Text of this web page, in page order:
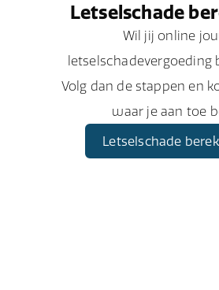
Letselschade
Wil jij online
letselschadevergoeding
Volg dan de stappen en
waar je aan toe
Letselschade